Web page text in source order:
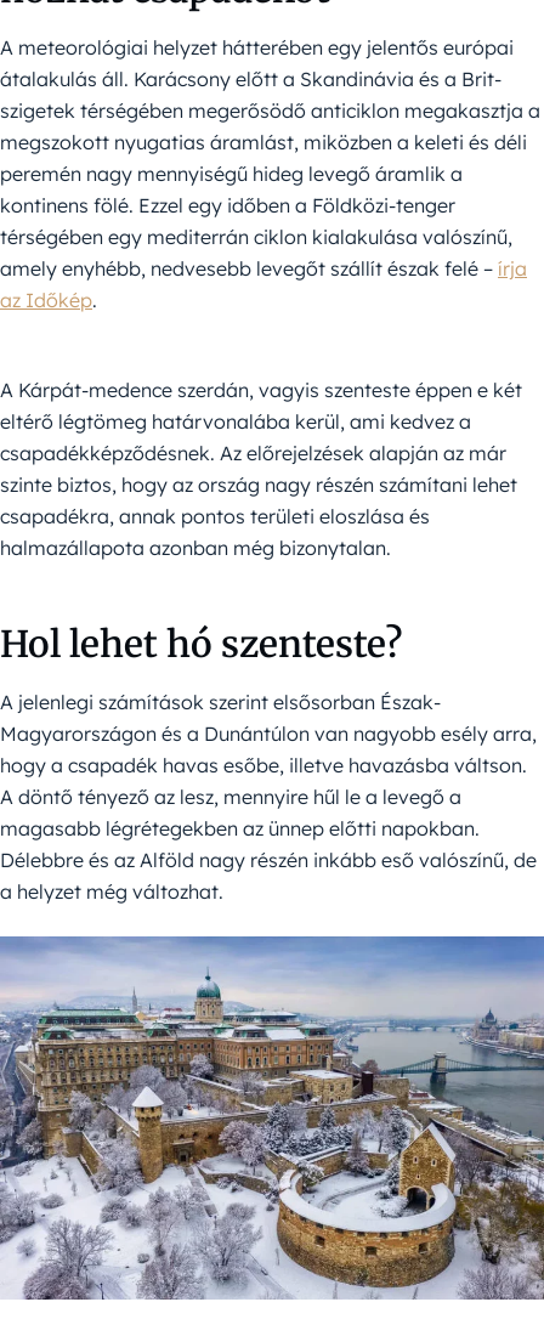
A meteorológiai helyzet hátterében egy jelentős európai
átalakulás áll. Karácsony előtt a Skandinávia és a Brit-
szigetek térségében megerősödő anticiklon megakasztja a
megszokott nyugatias áramlást, miközben a keleti és déli
peremén nagy mennyiségű hideg levegő áramlik a
kontinens fölé. Ezzel egy időben a Földközi-tenger
térségében egy mediterrán ciklon kialakulása valószínű,
amely enyhébb, nedvesebb levegőt szállít észak felé – írja
az Időkép.
A Kárpát-medence szerdán, vagyis szenteste éppen e két
eltérő légtömeg határvonalába kerül, ami kedvez a
csapadékképződésnek. Az előrejelzések alapján az már
szinte biztos, hogy az ország nagy részén számítani lehet
csapadékra, annak pontos területi eloszlása és
halmazállapota azonban még bizonytalan.
Hol lehet hó szenteste?
A jelenlegi számítások szerint elsősorban Észak-
Magyarországon és a Dunántúlon van nagyobb esély arra,
hogy a csapadék havas esőbe, illetve havazásba váltson.
A döntő tényező az lesz, mennyire hűl le a levegő a
magasabb légrétegekben az ünnep előtti napokban.
Délebbre és az Alföld nagy részén inkább eső valószínű, de
a helyzet még változhat.